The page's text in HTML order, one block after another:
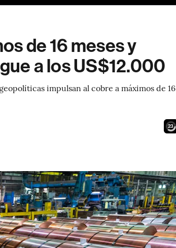
de 16 meses y
a los US$12.000
impulsan al cobre a máximos de 16
21